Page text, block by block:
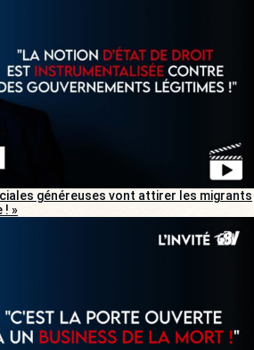
généreuses vont attirer les migrants
! »